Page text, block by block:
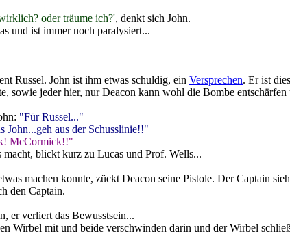
oder träume ich?', denkt sich John.
und ist immer noch paralysiert...
Russel. John ist ihm etwas schuldig, ein Versprechen. Er ist
sowie jeder hier, nur Deacon kann wohl die Bombe
"Für Russel..."
John...geh aus der Schusslinie!!"
McCormick!!"
macht, blickt kurz zu Lucas und Prof. Wells...
machen konnte, zückt Deacon seine Pistole. Der Captain
den Captain.
er verliert das Bewusstsein...
Wirbel mit und beide verschwinden darin und der Wirbel